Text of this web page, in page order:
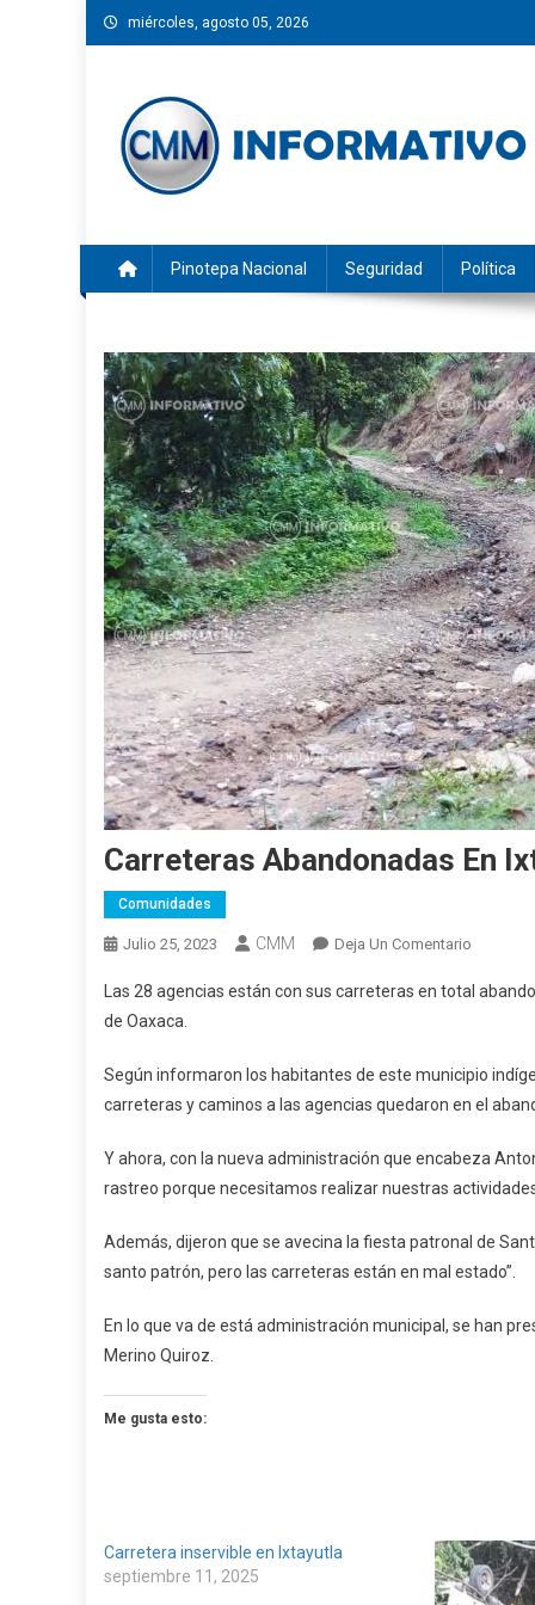
Saltar
al
miércoles, agosto 05, 2026
Pinotepa Nacional Seguridad Política
Carreteras Abandonadas En
Comunidades
Julio 25, 2023 CMM Deja Un Comentario
Las 28 agencias están con sus carreteras en total
de Oaxaca.
Según informaron los habitantes de este municipio
carreteras y caminos a las agencias quedaron en el
Y ahora, con la nueva administración que encabeza
rastreo porque necesitamos realizar nuestras
Además, dijeron que se avecina la fiesta patronal de
santo patrón, pero las carreteras están en mal estado”.
En lo que va de está administración municipal, se han
Merino Quiroz.
Me gusta esto:
Carretera inservible en Ixtayutla
septiembre 11, 2025